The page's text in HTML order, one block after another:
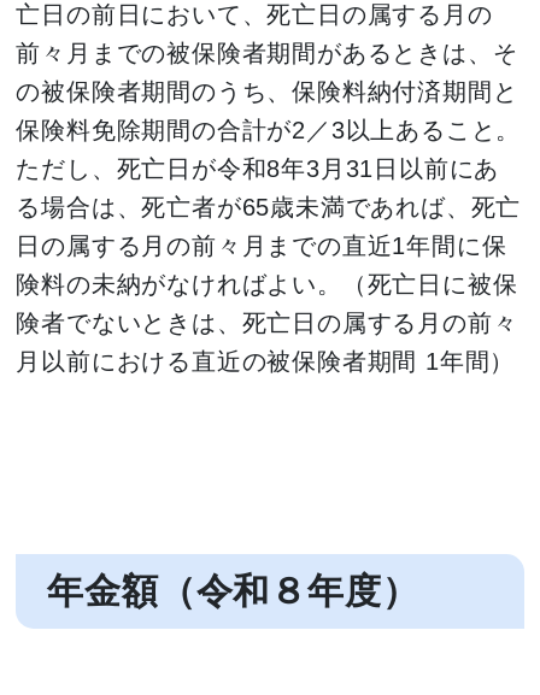
亡日の前日において、死亡日の属する月の
前々月までの被保険者期間があるときは、そ
の被保険者期間のうち、保険料納付済期間と
保険料免除期間の合計が2／3以上あること。
ただし、死亡日が令和8年3月31日以前にあ
る場合は、死亡者が65歳未満であれば、死亡
日の属する月の前々月までの直近1年間に保
険料の未納がなければよい。（死亡日に被保
険者でないときは、死亡日の属する月の前々
月以前における直近の被保険者期間 1年間）
年金額（令和８年度）